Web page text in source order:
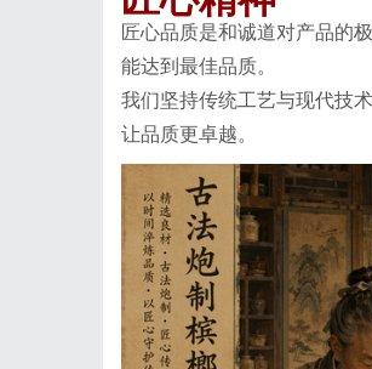
匠心品质是和诚道对产品的
能达到最佳品质。
我们坚持传统工艺与现代技
让品质更卓越。